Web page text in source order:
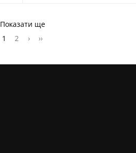
Показати ще
1
2 › ››